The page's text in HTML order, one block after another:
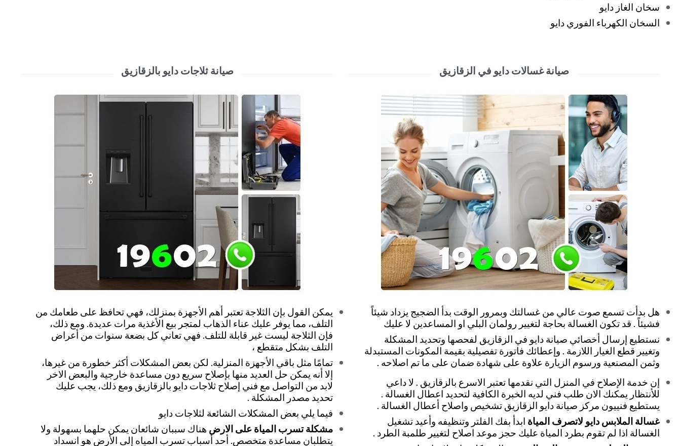
سخان الغاز دايو
السخان الكهرباء الفوري دايو
صيانة ثلاجات دايو بالزقازيق
يمكن القول بإن الثلاجة تعتبر أهم الأجهزة بمنزلك، فهي تحافظ على طعامك من
التلف، مما يوفر عليك عناء الذهاب لمتجر بيع الأغذية مرات عديدة. ومع ذلك،
فإن الثلاجة ليست غير قابلة للتلف. فهي تعاني كل بضعة سنوات من أعراض
التلف بشكل متقطع ،
تمامًا مثل باقي الأجهزة المنزلية. لكن بعض المشكلات أكثر خطورة من غيرها،
إلا أنه يمكن حل العديد منها بإصلاح سريع دون مساعدة خارجية والبعض الاخر
لابد من التواصل مع فني إصلاح ثلاجات دايو بالزقازيق ومع ذلك، يجب عليك
تحديد مصدر المشكلة .
فيما يلي بعض المشكلات الشائعة لثلاجات دايو
مشكلة تسرب المياة على الارض هناك سببان شائعان يمكن حلهما بسهولة ولا
يتطلبان مساعدة متخصص. أحد أسباب تسرب المياه إلى الأرض هو انسداد
صيانة غسالات دايو في الزقازيق
هل بدأت تسمع صوت عالي من غسالتك وبمرور الوقت بدأ الضجيج يزداد شيئاً
فشيئاً . قد تكون الغسالة بحاجة لتغيير رولمان البلي او المساعدين لا عليك
نستطيع إرسال أخصائي صيانة دايو في الزقازيق لفحصها وتحديد المشكلة
وتغيير قطع الغيار اللازمة . وإعطائك فاتورة تفصيلية بقيمة المكونات المستبدلة
وثمن المصنعية ورسوم الزيارة علاوة على شهادة ضمان على ما تم اصلاحه .
إن خدمة الإصلاح في المنزل التي نقدمها تعتبر الاسرع بالزقازيق . لا داعي
للأنتظار يمكنك الان طلب فني لديه الخبرة الكافية لتحديد اعطال الغسالة .
يستطيع فنييون مركز صيانة دايو الزقازيق تشخيص واصلاح أعطال الغسالة .
غسالة الملابس دايو لاتصرف المياة ابدأ بفك الفلتر وتنظيفه وأعيد تشغيل
الغسالة اذا لم تقوم بطرد المياة عليك حجز موعد اصلاح لتغيير طلمبة الطرد .